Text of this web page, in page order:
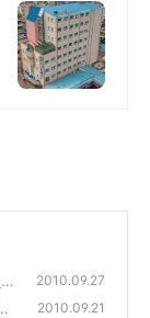
2010.09.27
2010.09.21